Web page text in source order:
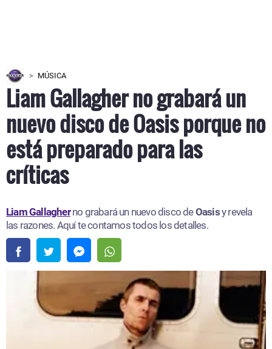
MÚSICA
Liam Gallagher no grabará un
nuevo disco de Oasis porque no
está preparado para las
críticas
Liam Gallagherno grabará un nuevo disco deOasisy revela
las razones. Aquí te contamos todos los detalles.